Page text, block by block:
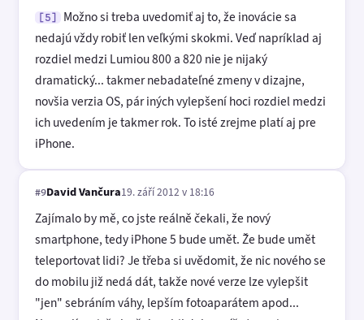
[5]
Možno si treba uvedomiť aj to, že inovácie sa
nedajú vždy robiť len veľkými skokmi. Veď napríklad aj
rozdiel medzi Lumiou 800 a 820 nie je nijaký
dramatický... takmer nebadateľné zmeny v dizajne,
novšia verzia OS, pár iných vylepšení hoci rozdiel medzi
ich uvedením je takmer rok. To isté zrejme platí aj pre
iPhone.
#9David Vančura19. září 2012 v 18:16
Zajímalo by mě, co jste reálně čekali, že nový
smartphone, tedy iPhone 5 bude umět. Že bude umět
teleportovat lidi? Je třeba si uvědomit, že nic nového se
do mobilu již nedá dát, takže nové verze lze vylepšit
"jen" sebráním váhy, lepším fotoaparátem apod...